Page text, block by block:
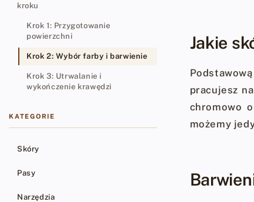
kroku
Krok 1: Przygotowanie
powierzchni
Krok 2: Wybór farby i barwienie
Krok 3: Utrwalanie i
wykończenie krawędzi
KATEGORIE
Skóry
Pasy
Narzędzia
Jakie
pracujesz
chromowo
możemy